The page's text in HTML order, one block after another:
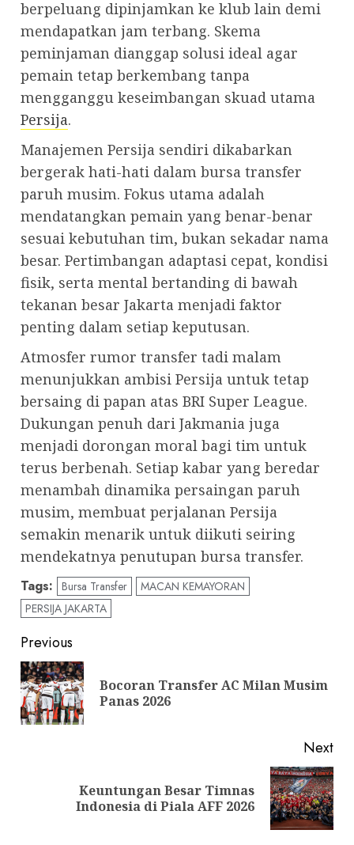
berpeluang dipinjamkan ke klub lain demi
mendapatkan jam terbang. Skema
peminjaman dianggap solusi ideal agar
pemain tetap berkembang tanpa
mengganggu keseimbangan skuad utama
Persija.
Manajemen Persija sendiri dikabarkan
bergerak hati-hati dalam bursa transfer
paruh musim. Fokus utama adalah
mendatangkan pemain yang benar-benar
sesuai kebutuhan tim, bukan sekadar nama
besar. Pertimbangan adaptasi cepat, kondisi
fisik, serta mental bertanding di bawah
tekanan besar Jakarta menjadi faktor
penting dalam setiap keputusan.
Atmosfer rumor transfer tadi malam
menunjukkan ambisi Persija untuk tetap
bersaing di papan atas BRI Super League.
Dukungan penuh dari Jakmania juga
menjadi dorongan moral bagi tim untuk
terus berbenah. Setiap kabar yang beredar
menambah dinamika persaingan paruh
musim, membuat perjalanan Persija
semakin menarik untuk diikuti seiring
mendekatnya penutupan bursa transfer.
Tags: Bursa Transfer
MACAN KEMAYORAN
PERSIJA JAKARTA
Post
navigation
Previous
Bocoran Transfer AC Milan Musim
Panas 2026
Next
Keuntungan Besar Timnas
Indonesia di Piala AFF 2026